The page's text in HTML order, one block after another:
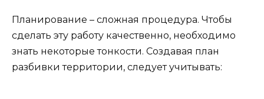
Планирование – сложная процедура. Чтобы
сделать эту работу качественно, необходимо
знать некоторые тонкости. Создавая план
разбивки территории, следует учитывать: